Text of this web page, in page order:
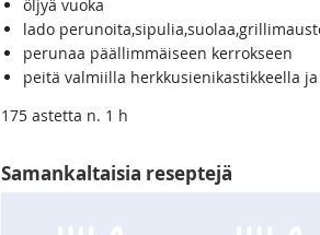
öljyä vuoka
lado
perunaa päällimmäiseen kerrokseen
peitä valmiilla herkkusienikastikkeella
175 astetta n. 1 h
Samankaltaisia reseptejä